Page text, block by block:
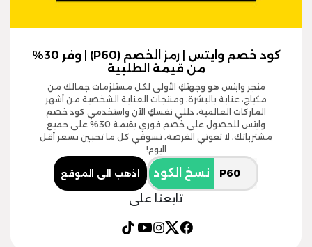
كود خصم وايتس | رمز الخصم (P60) | وفر 30%
من قيمة الطلبية
متجر وايتس هو وجهتكِ الأولى لكل مستلزمات جمالك من
مكياج، عناية بالبشرة، ومنتجات العناية الشخصية من أشهر
الماركات العالمية، دللي نفسكِ الآن واستخدمي كود خصم
وايتس للحصول على خصم فوري بقيمة 30% على جميع
مشترياتك، لا تفوتي الفرصة، تسوقي كل ما تحبين بسعر أقل
اليوم!
نسخ الكود اذهب الى الموقع
تابعنا على